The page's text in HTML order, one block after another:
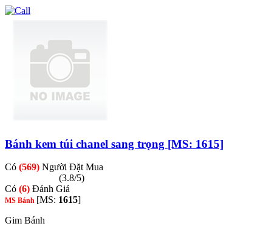
Bánh kem túi chanel sang trọng [MS: 1615]
Có (569) Người Đặt Mua
(3.8/5)
Có (6) Đánh Giá
MS Bánh [MS: 1615]
Gim Bánh